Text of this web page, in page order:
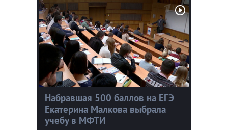
Набравшая 500 баллов на ЕГЭ
Екатерина Малкова выбрала
учебу в МФТИ